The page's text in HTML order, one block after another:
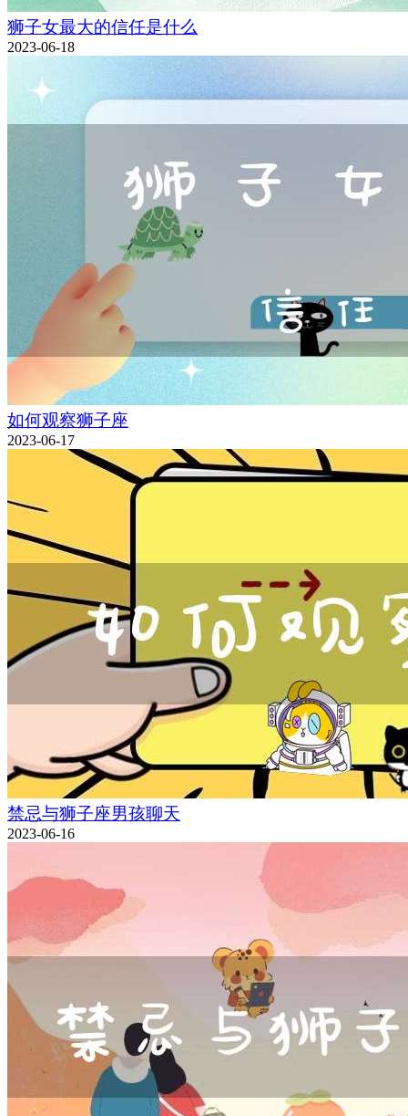
狮子女最大的信任是什么
2023-06-18
如何观察狮子座
2023-06-17
禁忌与狮子座男孩聊天
2023-06-16